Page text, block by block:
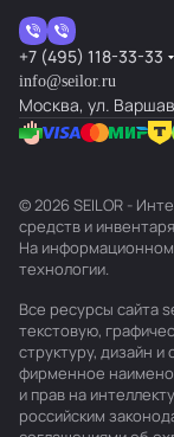
+7 (495) 118-33-33
info@seilor.ru
Москва, ул.
© 2026 SEILOR -
средств и
На
технологии.
Все ресурсы сайта
текстовую,
структуру, дизайн
фирменное
и прав на
российским